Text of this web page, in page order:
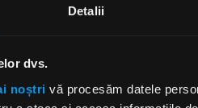
Detalii
dvs.
noștri vă procesăm datele